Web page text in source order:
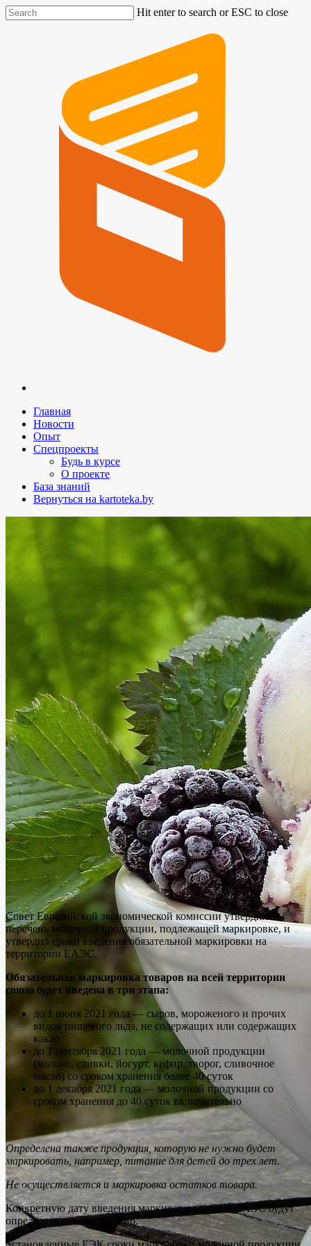
Hit enter to search or ESC to close
Главная
Новости
Опыт
Спецпроекты
Будь в курсе
О проекте
База знаний
Вернуться на kartoteka.by
Совет Евразийской экономической комиссии утвердил
перечень молочной продукции, подлежащей маркировке, и
утвердил сроки введения обязательной маркировки на
территории ЕАЭС.
Обязательная маркировка товаров на всей территории
союза будет введена в три этапа:
до 1 июня 2021 года — сыров, мороженого и прочих
видов пищевого льда, не содержащих или содержащих
какао
до 1 сентября 2021 года — молочной продукции
(молоко, сливки, йогурт, кефир, творог, сливочное
масло) со сроком хранения более 40 суток
до 1 декабря 2021 года — молочной продукции со
сроком хранения до 40 суток включительно
Определена также продукция, которую не нужно будет
маркировать, например, питание для детей до трех лет.
Не осуществляется и маркировка остатков товара.
Конкретную дату введения маркировки страны ЕАЭС будут
определять самостоятельно.